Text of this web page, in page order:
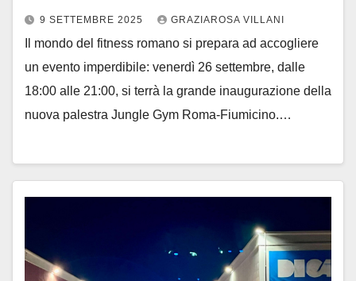
9 SETTEMBRE 2025 GRAZIAROSA VILLANI
Il mondo del fitness romano si prepara ad accogliere
un evento imperdibile: venerdì 26 settembre, dalle
18:00 alle 21:00, si terrà la grande inaugurazione della
nuova palestra Jungle Gym Roma-Fiumicino.…